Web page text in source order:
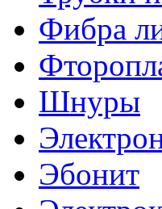
Фибра
Шнуры
Эбонит